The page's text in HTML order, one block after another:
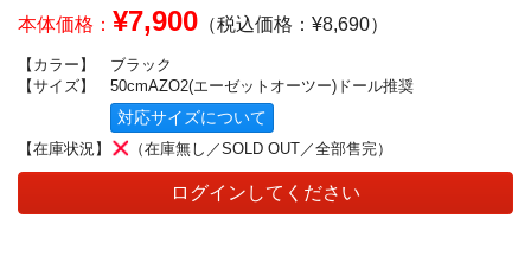
本体価格： ¥7,900 （税込価格：¥8,690）
【カラー】
ブラック
【サイズ】
50cmAZO2(エーゼットオーツー)ドール推奨
対応サイズについて
【在庫状況】 （在庫無し／SOLD OUT／全部售完）
ログインしてください